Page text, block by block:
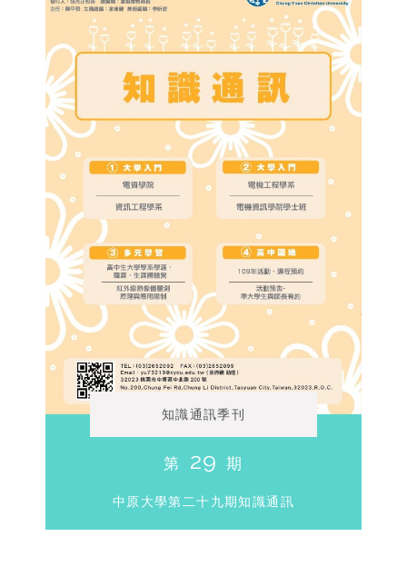
知識通訊季刊
第 29 期
中原大學第二十九期知識通訊